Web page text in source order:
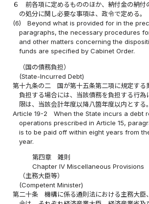
６
前各項に定めるもののほか、納付金の納付
の処分に関し必要な事項は、政令で定める。
(6)
Beyond what is provided for in the
paragraphs, the necessary procedures
and other matters concerning the
funds are specified by Cabinet Order.
（国の債務負担）
(State-Incurred Debt)
第十九条の二
国が第十五条第二項に規定する
負担する場合には、当該債務を負担する行為
限は、当該会計年度以降八箇年度以内とする。
Article 19-2
When the State incurs a debt
operations prescribed in Article 15,
is to be paid off within eight years from
year.
第四章 雑則
Chapter IV Miscellaneous Provisions
（主務大臣等）
(Competent Minister)
第二十条
機構に係る通則法における主務大臣